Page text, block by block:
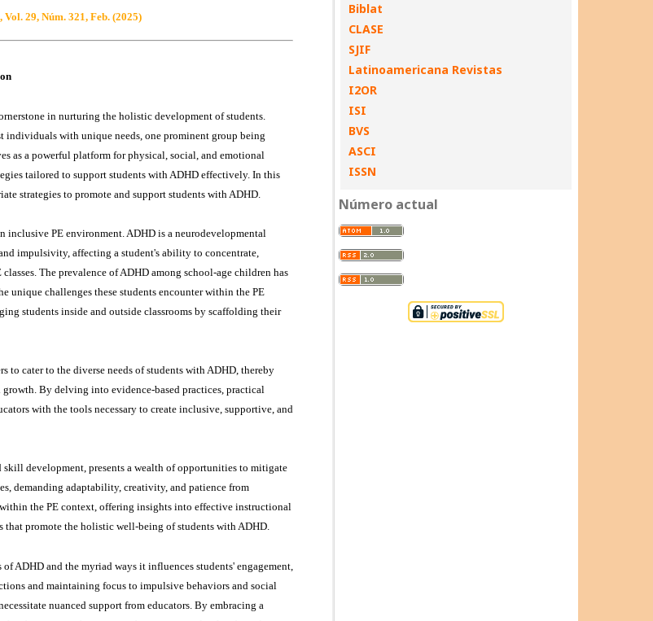
Biblat
CLASE
SJIF
Latinoamericana Revistas
I2OR
ISI
BVS
ASCI
ISSN
Número actual